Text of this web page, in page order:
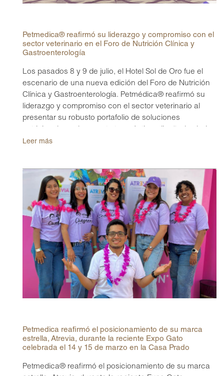
Petmedica® reafirmó su liderazgo y compromiso con el
sector veterinario en el Foro de Nutrición Clínica y
Gastroenterología
Los pasados 8 y 9 de julio, el Hotel Sol de Oro fue el
escenario de una nueva edición del Foro de Nutrición
Clínica y Gastroenterología. Petmédica® reafirmó su
liderazgo y compromiso con el sector veterinario al
presentar su robusto portafolio de soluciones
los más altos estándares de calidad científica.
Leer más
Petmedica reafirmó el posicionamiento de su marca
estrella, Atrevia, durante la reciente Expo Gato
celebrada el 14 y 15 de marzo en la Casa Prado
Petmedica® reafirmó el posicionamiento de su marca